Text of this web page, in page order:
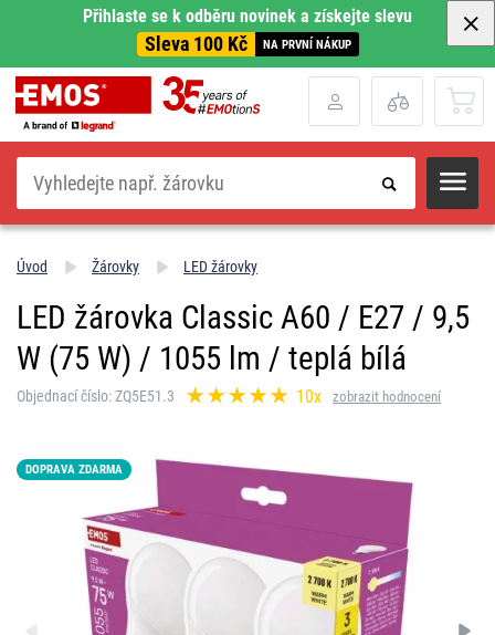
Přihlaste se k odběru novinek a získejte slevu
Sleva 100 Kč NA PRVNÍ NÁKUP
Hledat
Úvod Žárovky LED žárovky
LED žárovka Classic A60 / E27 / 9,5
W (75 W) / 1055 lm / teplá bílá
Objednací číslo: ZQ5E51.3 10x zobrazit hodnocení
DOPRAVA ZDARMA